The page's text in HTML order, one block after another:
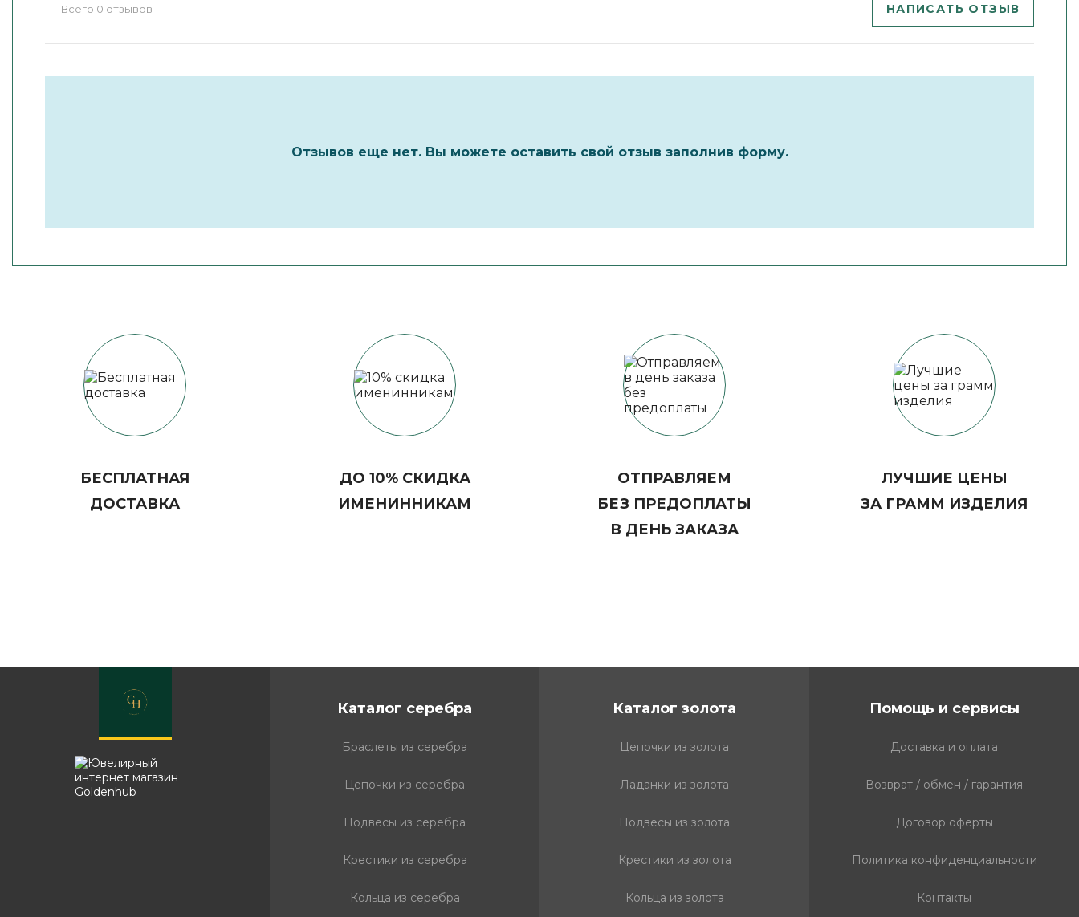
Всего 0 отзывов НАПИСАТЬ ОТЗЫВ
Отзывов еще нет. Вы можете оставить свой отзыв заполнив форму.
БЕСПЛАТНАЯ
ДОСТАВКА
ДО 10% СКИДКА
ИМЕНИННИКАМ
ОТПРАВЛЯЕМ
БЕЗ ПРЕДОПЛАТЫ
В ДЕНЬ ЗАКАЗА
ЛУЧШИЕ ЦЕНЫ
ЗА ГРАММ ИЗДЕЛИЯ
Каталог серебра
Браслеты из серебра
Цепочки из серебра
Подвесы из серебра
Крестики из серебра
Кольца из серебра
Каталог золота
Цепочки из золота
Ладанки из золота
Подвесы из золота
Крестики из золота
Кольца из золота
Помощь и сервисы
Доставка и оплата
Возврат / обмен / гарантия
Договор оферты
Политика конфиденциальности
Контакты